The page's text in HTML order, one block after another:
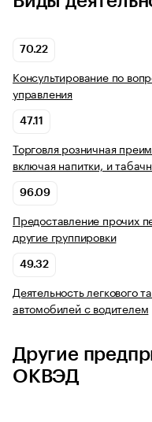
70.22
Консультирование по
управления
47.11
Торговля розничная
включая напитки, и
96.09
Предоставление прочих
другие группировки
49.32
Деятельность легкового
автомобилей с водителем
Другие
ОКВЭД